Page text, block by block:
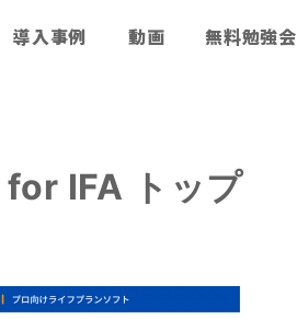
導入事例 動画 無料勉強会
for IFA トップ